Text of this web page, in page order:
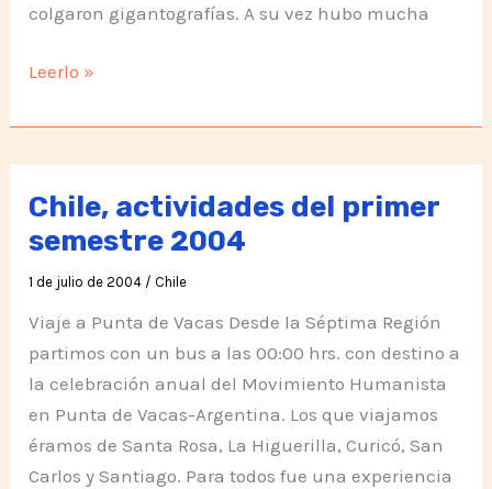
colgaron gigantografías. A su vez hubo mucha
Actividades
Chile
en
el
segundo
semestre
2004
Leerlo »
Chile, actividades del primer
semestre 2004
1 de julio de 2004 / Chile
Viaje a Punta de Vacas Desde la Séptima Región
partimos con un bus a las 00:00 hrs. con destino a
la celebración anual del Movimiento Humanista
en Punta de Vacas-Argentina. Los que viajamos
éramos de Santa Rosa, La Higuerilla, Curicó, San
Carlos y Santiago. Para todos fue una experiencia